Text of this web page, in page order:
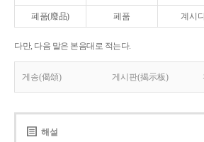
폐품(廢品) 페품 계시
다만, 다음 말은 본음대로 적는다.
게송(偈頌) 게시판(揭示板)
해설